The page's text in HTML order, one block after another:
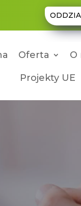
Oferta O
Projekty UE